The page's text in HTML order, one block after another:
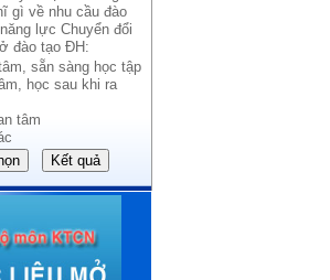
gì về nhu cầu đào
lực Chuyển đổi
đào tạo ĐH:
sẵn sàng học tập
học sau khi ra
tâm